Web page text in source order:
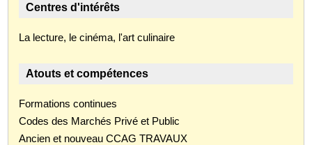
Centres d'intérêts
La lecture, le cinéma, l'art culinaire
Atouts et compétences
Formations continues
Codes des Marchés Privé et Public
Ancien et nouveau CCAG TRAVAUX